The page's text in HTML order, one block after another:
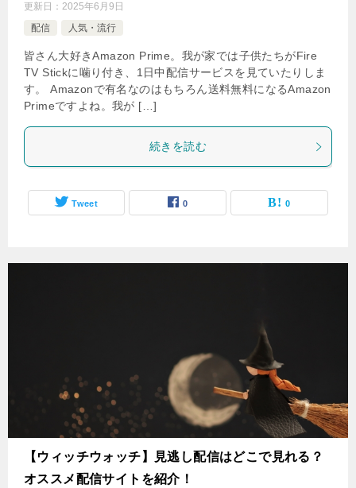
更新日： 2025年6月9日
配信
人気・流行
皆さん大好きAmazon Prime。我が家では子供たちがFire
TV Stickに噛り付き、1日中配信サービスを見ていたりしま
す。 Amazonで有名なのはもちろん送料無料になるAmazon
Primeですよね。我が […]
続きを読む
Tweet 0 0
【ウィッチウォッチ】見逃し配信はどこで見れる？
オススメ配信サイトを紹介！